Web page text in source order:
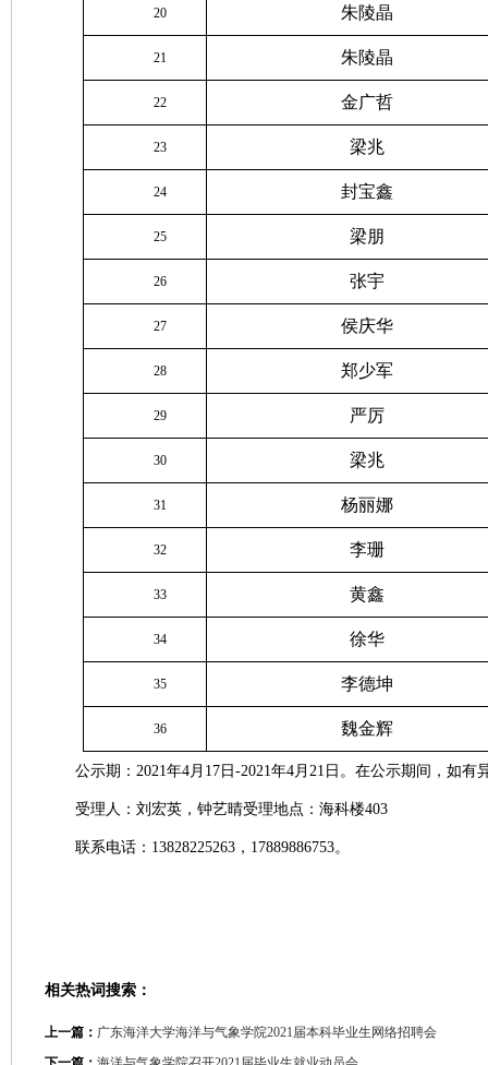
20 朱陵晶
21 朱陵晶
22 金广哲
23 梁兆
24 封宝鑫
25 梁朋
26 张宇
27 侯庆华
28 郑少军
29 严厉
30 梁兆
31 杨丽娜
32 李珊
33 黄鑫
34 徐华
35 李德坤
36 魏金辉
公示期：2021年4月17日-2021年4月21日。在公示期间，如
受理人：刘宏英，钟艺晴受理地点：海科楼403
联系电话：13828225263，17889886753。
相关热词搜索：
上一篇： 广东海洋大学海洋与气象学院2021届本科毕业生网络招聘会